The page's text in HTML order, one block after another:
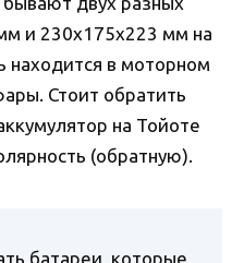
и 230х175х223 мм на
находится в моторном
Стоит обратить
на Тойоте
(обратную).
батареи, которые